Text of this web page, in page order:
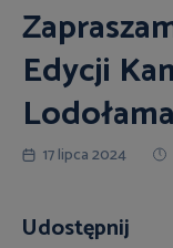
Edycji
17 lipca 2024
Udostępnij